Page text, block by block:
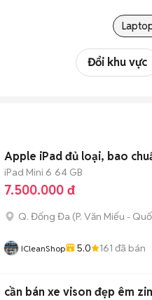
Đổi khu vực
Apple iPad đủ loại, bao
iPad Mini 6 64 GB
7.500.000 đ
Q. Đống Đa (P. Văn Miếu -
ICleanShop 5.0 161 đã bán
cần bán xe vison đẹp êm zin